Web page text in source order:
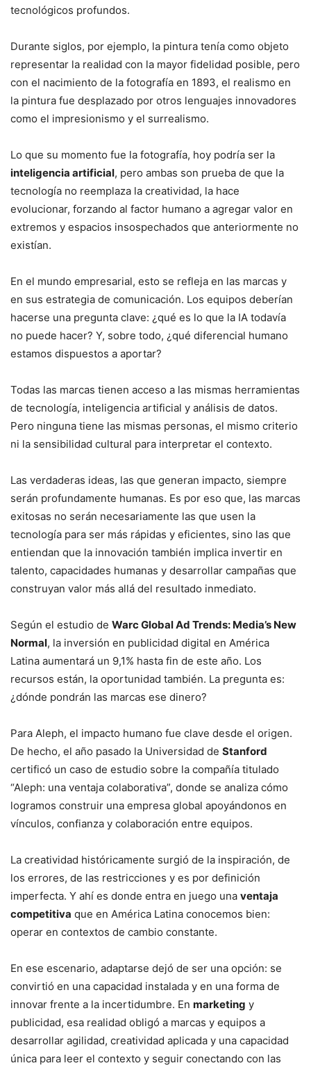
tecnológicos profundos.
Durante siglos, por ejemplo, la pintura tenía como objeto
representar la realidad con la mayor fidelidad posible, pero
con el nacimiento de la fotografía en 1893, el realismo en
la pintura fue desplazado por otros lenguajes innovadores
como el impresionismo y el surrealismo.
Lo que su momento fue la fotografía, hoy podría ser la
inteligencia artificial, pero ambas son prueba de que la
tecnología no reemplaza la creatividad, la hace
evolucionar, forzando al factor humano a agregar valor en
extremos y espacios insospechados que anteriormente no
existían.
En el mundo empresarial, esto se refleja en las marcas y
en sus estrategia de comunicación. Los equipos deberían
hacerse una pregunta clave: ¿qué es lo que la IA todavía
no puede hacer? Y, sobre todo, ¿qué diferencial humano
estamos dispuestos a aportar?
Todas las marcas tienen acceso a las mismas herramientas
de tecnología, inteligencia artificial y análisis de datos.
Pero ninguna tiene las mismas personas, el mismo criterio
ni la sensibilidad cultural para interpretar el contexto.
Las verdaderas ideas, las que generan impacto, siempre
serán profundamente humanas. Es por eso que, las marcas
exitosas no serán necesariamente las que usen la
tecnología para ser más rápidas y eficientes, sino las que
entiendan que la innovación también implica invertir en
talento, capacidades humanas y desarrollar campañas que
construyan valor más allá del resultado inmediato.
Según el estudio de Warc Global Ad Trends: Media’s New
Normal, la inversión en publicidad digital en América
Latina aumentará un 9,1% hasta fin de este año. Los
recursos están, la oportunidad también. La pregunta es:
¿dónde pondrán las marcas ese dinero?
Para Aleph, el impacto humano fue clave desde el origen.
De hecho, el año pasado la Universidad de Stanford
certificó un caso de estudio sobre la compañía titulado
“Aleph: una ventaja colaborativa”, donde se analiza cómo
logramos construir una empresa global apoyándonos en
vínculos, confianza y colaboración entre equipos.
La creatividad históricamente surgió de la inspiración, de
los errores, de las restricciones y es por definición
imperfecta. Y ahí es donde entra en juego una ventaja
competitiva que en América Latina conocemos bien:
operar en contextos de cambio constante.
En ese escenario, adaptarse dejó de ser una opción: se
convirtió en una capacidad instalada y en una forma de
innovar frente a la incertidumbre. En marketing y
publicidad, esa realidad obligó a marcas y equipos a
desarrollar agilidad, creatividad aplicada y una capacidad
única para leer el contexto y seguir conectando con las